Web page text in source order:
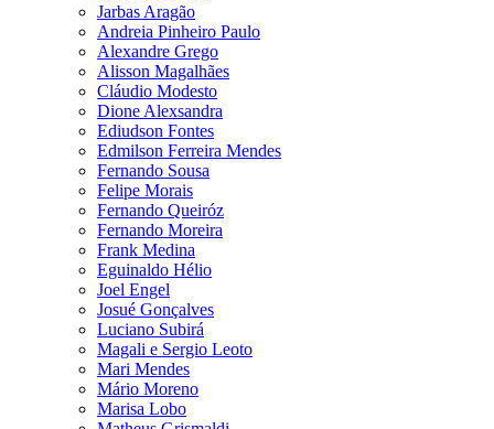
Jarbas Aragão
Andreia Pinheiro Paulo
Alexandre Grego
Alisson Magalhães
Cláudio Modesto
Dione Alexsandra
Ediudson Fontes
Edmilson Ferreira Mendes
Fernando Sousa
Felipe Morais
Fernando Queiróz
Fernando Moreira
Frank Medina
Eguinaldo Hélio
Joel Engel
Josué Gonçalves
Luciano Subirá
Magali e Sergio Leoto
Mari Mendes
Mário Moreno
Marisa Lobo